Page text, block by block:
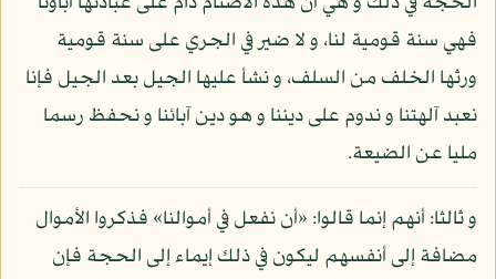
فهي سنة قومية لنا، و لا ضير في الجري على سنة قومية
ورثها الخلف من السلف، و نشأ عليها الجيل بعد الجيل فإنا
نعبد آلهتنا و ندوم على ديننا و هو دين آبائنا و نحفظ رسما
مليا عن الضيعة.
و ثالثا: أنهم إنما قالوا: «أن نفعل في أموالنا» فذكروا الأموال
مضافة إلى أنفسهم ليكون في ذلك إيماء إلى الحجة فإن